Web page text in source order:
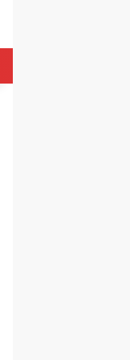
GELAR AKSI
KEPADA